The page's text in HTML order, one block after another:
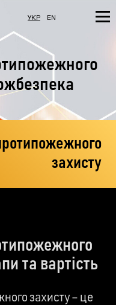
УКР EN
захисту
та вартість
захисту – це